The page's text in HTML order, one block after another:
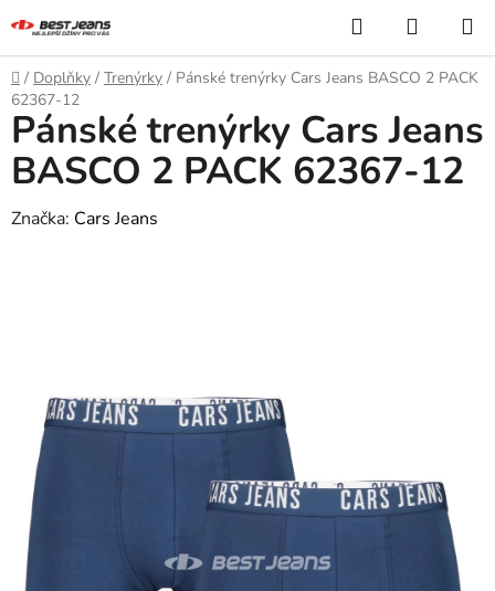
na
obsah
Hledat
KOŠÍK
Domů
/ Doplňky / Trenýrky / Pánské trenýrky Cars Jeans BASCO 2 PACK
62367-12
Pánské trenýrky Cars Jeans
BASCO 2 PACK 62367-12
Značka: Cars Jeans